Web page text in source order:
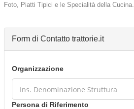
Foto, Piatti Tipici e le Specialità della Cucina.
Form di Contatto trattorie.it
Organizzazione
Persona di Riferimento